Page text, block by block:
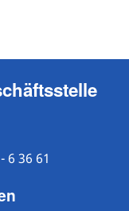
6 36 61